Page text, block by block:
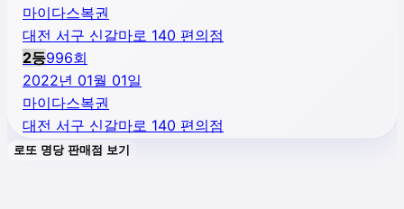
마이다스복권
대전 서구 신갈마로 140 편의점
2등996회
2022년 01월 01일
마이다스복권
대전 서구 신갈마로 140 편의점
로또 명당 판매점 보기